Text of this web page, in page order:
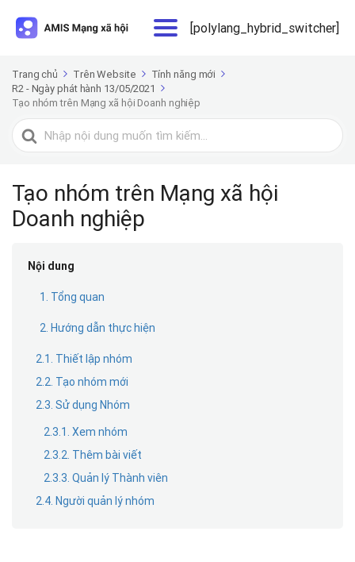
[polylang_hybrid_switcher]
Trang chủ Trên Website
Tính năng mới
R2 - Ngày phát hành 13/05/2021
Tạo nhóm trên Mạng xã hội Doanh nghiệp
Tìm
kiếm
Tạo nhóm trên Mạng xã hội
Doanh nghiệp
Nội dung
1. Tổng quan
2. Hướng dẫn thực hiện
2.1. Thiết lập nhóm
2.2. Tạo nhóm mới
2.3. Sử dụng Nhóm
2.3.1. Xem nhóm
2.3.2. Thêm bài viết
2.3.3. Quản lý Thành viên
2.4. Người quản lý nhóm